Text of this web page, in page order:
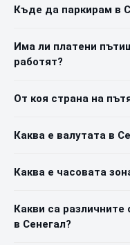
Къде да паркирам в
Има ли платени
работят?
От коя страна на
Каква е валутата в
Каква е часовата
Какви са различните
в Сенегал?